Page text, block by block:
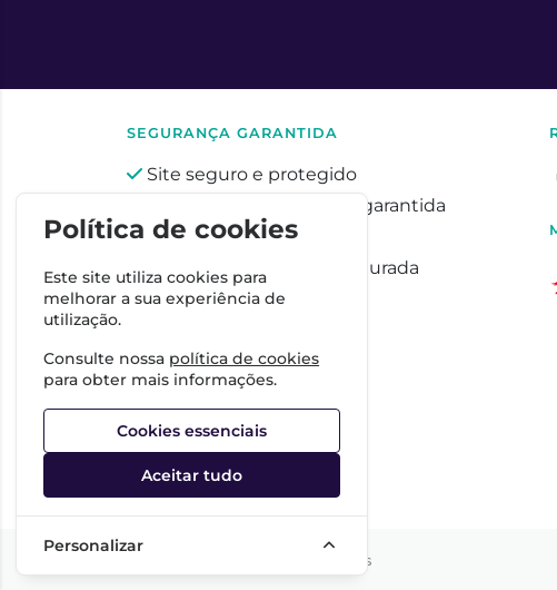
SEGURANÇA GARANTIDA
Site seguro e protegido
Privacidade totalmente garantida
Pagamentos seguros
Proteção de dados assegurada
©2026 Todos os direitos reservados
Política de cookies
Este site utiliza cookies para
melhorar a sua experiência de
utilização.
Consulte nossa política de cookies
para obter mais informações.
Cookies essenciais
Aceitar tudo
Personalizar